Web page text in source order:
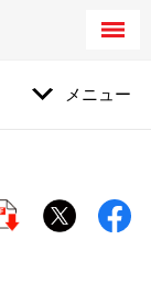
メニュー